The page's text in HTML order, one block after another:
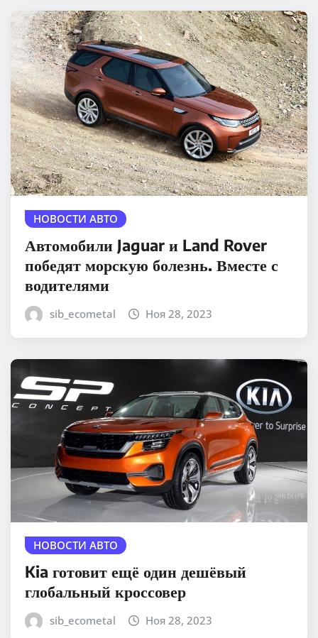
НОВОСТИ АВТО
Автомобили Jaguar и Land Rover
победят морскую болезнь. Вместе с
водителями
sib_ecometal Ноя 28, 2023
НОВОСТИ АВТО
Kia готовит ещё один дешёвый
глобальный кроссовер
sib_ecometal Ноя 28, 2023